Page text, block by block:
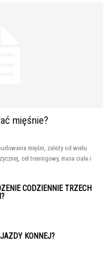
mięśnie?
mięśni, zależy od wielu
cel treningowy, masa ciała i
CODZIENNIE TRZECH
KONNEJ?